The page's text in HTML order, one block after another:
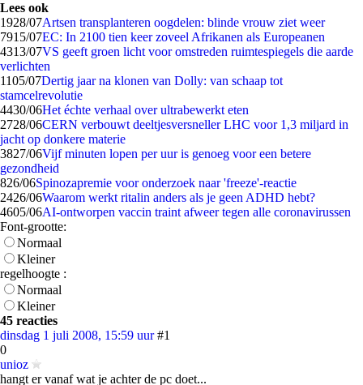
Lees ook
1928/07Artsen transplanteren oogdelen: blinde vrouw ziet weer
7915/07EC: In 2100 tien keer zoveel Afrikanen als Europeanen
4313/07VS geeft groen licht voor omstreden ruimtespiegels die aarde
verlichten
1105/07Dertig jaar na klonen van Dolly: van schaap tot
stamcelrevolutie
4430/06Het échte verhaal over ultrabewerkt eten
2728/06CERN verbouwt deeltjesversneller LHC voor 1,3 miljard in
jacht op donkere materie
3827/06Vijf minuten lopen per uur is genoeg voor een betere
gezondheid
826/06Spinozapremie voor onderzoek naar 'freeze'-reactie
2426/06Waarom werkt ritalin anders als je geen ADHD hebt?
4605/06AI-ontworpen vaccin traint afweer tegen alle coronavirussen
Font-grootte:
Normaal
Kleiner
regelhoogte :
Normaal
Kleiner
45 reacties
dinsdag 1 juli 2008, 15:59 uur #1
0
unioz
hangt er vanaf wat je achter de pc doet...